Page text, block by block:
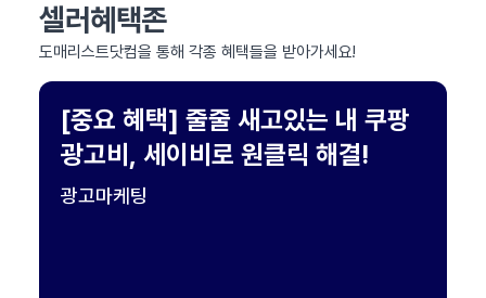
셀러혜택존
도매리스트닷컴을 통해 각종 혜택들을 받아가세요!
[중요 혜택] 줄줄 새고있는 내 쿠팡
광고비, 세이비로 원클릭 해결!
광고마케팅